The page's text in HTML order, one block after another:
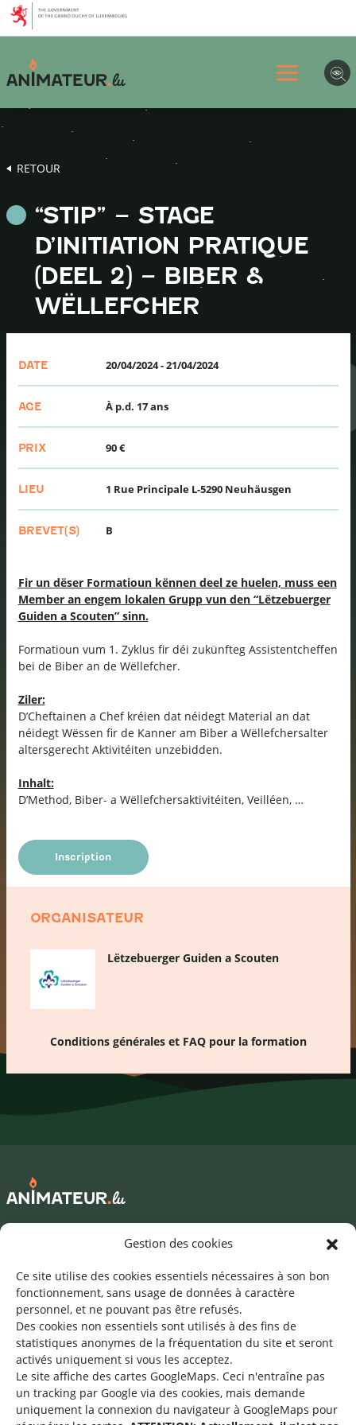
Gestion des cookies
Ce site utilise des cookies essentiels nécessaires à son bon
fonctionnement, sans usage de données à caractère
personnel, et ne pouvant pas être refusés.
Des cookies non essentiels sont utilisés à des fins de
statistiques anonymes de la fréquentation du site et seront
activés uniquement si vous les acceptez.
Le site affiche des cartes GoogleMaps. Ceci n'entraîne pas
un tracking par Google via des cookies, mais demande
uniquement la connexion du navigateur à GoogleMaps pour
Aller
au
menu
principal
Aller
au
contenu
Aller
au
pied
page
RETOUR
“STIP” – STAGE
D’INITIATION PRATIQUE
(DEEL 2) – BIBER &
WËLLEFCHER
DATE 20/04/2024-21/04/2024
AGE À p.d. 17 ans
PRIX 90 €
LIEU 1 Rue Principale L-5290 Neuhäusgen
BREVET(S) B
Fir un dëser Formatioun kënnen deel ze huelen, muss een
Member an engem lokalen Grupp vun den “Lëtzebuerger
Guiden a Scouten” sinn.
Formatioun vum 1. Zyklus fir déi zukünfteg Assistentcheffen
bei de Biber an de Wëllefcher.
Ziler:
D’Cheftainen a Chef kréien dat néidegt Material an dat
néidegt Wëssen fir de Kanner am Biber a Wëllefchersalter
altersgerecht Aktivitéiten unzebidden.
Inhalt:
D’Method, Biber- a Wëllefchersaktivitéiten, Veilléen, …
Inscription
ORGANISATEUR
Lëtzebuerger Guiden a Scouten
Conditions générales et FAQ pour la formation
Mentions légales
Une offre du